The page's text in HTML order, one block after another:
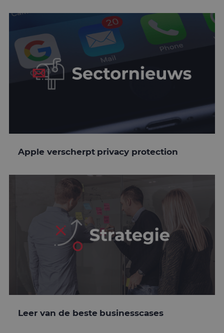
Apple verscherpt privacy protection
Leer van de beste businesscases